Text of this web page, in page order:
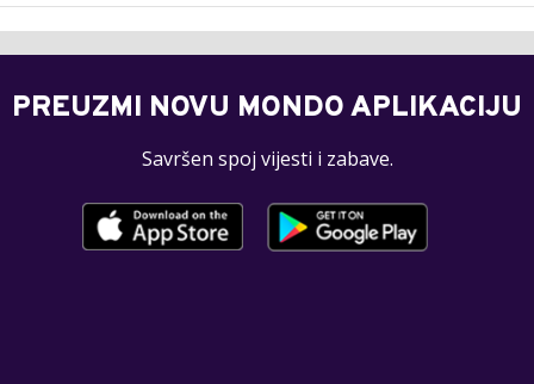
PREUZMI NOVU MONDO APLIKACIJU
Savršen spoj vijesti i zabave.